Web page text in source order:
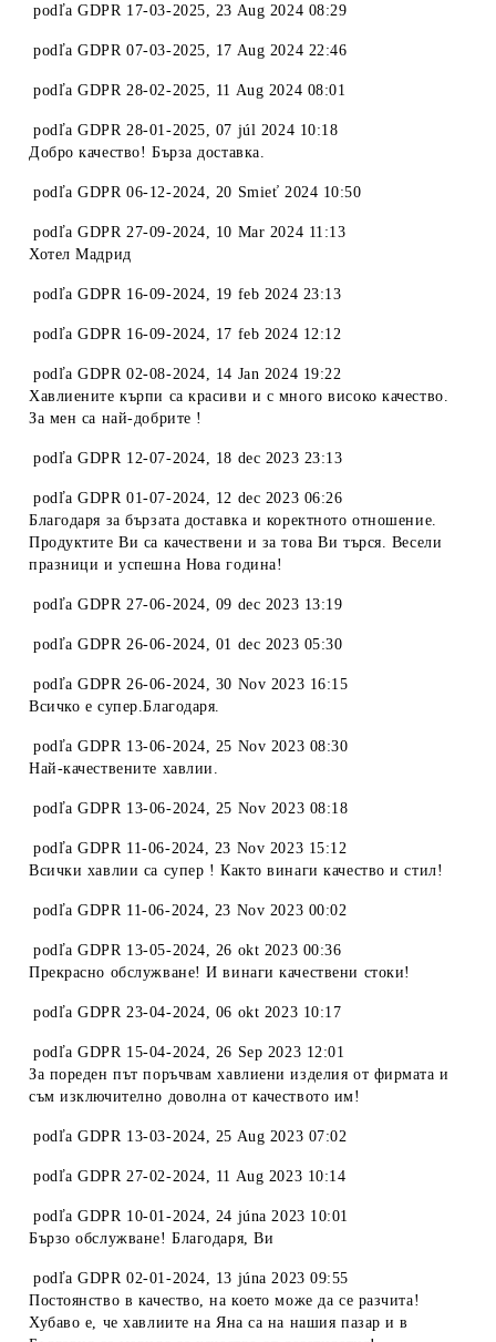
podľaGDPR 17-03-2025, 23 Aug 2024 08:29
podľaGDPR 07-03-2025, 17 Aug 2024 22:46
podľaGDPR 28-02-2025, 11 Aug 2024 08:01
podľaGDPR 28-01-2025, 07 júl 2024 10:18
Добро качество! Бърза доставка.
podľaGDPR 06-12-2024, 20 Smieť 2024 10:50
podľaGDPR 27-09-2024, 10 Mar 2024 11:13
Хотел Мадрид
podľaGDPR 16-09-2024, 19 feb 2024 23:13
podľaGDPR 16-09-2024, 17 feb 2024 12:12
podľaGDPR 02-08-2024, 14 Jan 2024 19:22
Хавлиените кърпи са красиви и с много високо качество.
За мен са най-добрите !
podľaGDPR 12-07-2024, 18 dec 2023 23:13
podľaGDPR 01-07-2024, 12 dec 2023 06:26
Благодаря за бързата доставка и коректното отношение.
Продуктите Ви са качествени и за това Ви търся. Весели
празници и успешна Нова година!
podľaGDPR 27-06-2024, 09 dec 2023 13:19
podľaGDPR 26-06-2024, 01 dec 2023 05:30
podľaGDPR 26-06-2024, 30 Nov 2023 16:15
Всичко е супер.Благодаря.
podľaGDPR 13-06-2024, 25 Nov 2023 08:30
Най-качествените хавлии.
podľaGDPR 13-06-2024, 25 Nov 2023 08:18
podľaGDPR 11-06-2024, 23 Nov 2023 15:12
Всички хавлии са супер ! Както винаги качество и стил!
podľaGDPR 11-06-2024, 23 Nov 2023 00:02
podľaGDPR 13-05-2024, 26 okt 2023 00:36
Прекрасно обслужване! И винаги качествени стоки!
podľaGDPR 23-04-2024, 06 okt 2023 10:17
podľaGDPR 15-04-2024, 26 Sep 2023 12:01
За пореден път поръчвам хавлиени изделия от фирмата и
съм изключително доволна от качеството им!
podľaGDPR 13-03-2024, 25 Aug 2023 07:02
podľaGDPR 27-02-2024, 11 Aug 2023 10:14
podľaGDPR 10-01-2024, 24 júna 2023 10:01
Бързо обслужване! Благодаря, Ви
podľaGDPR 02-01-2024, 13 júna 2023 09:55
Постоянство в качество, на което може да се разчита!
Хубаво е, че хавлиите на Яна са на нашия пазар и в